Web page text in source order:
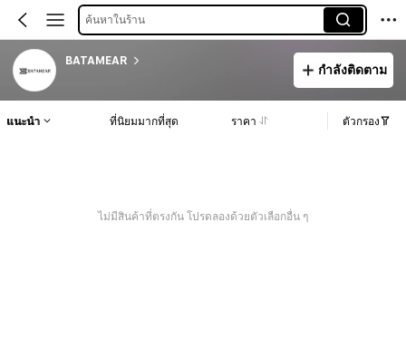
ค้นหาในร้าน
BATAMEAR
กำลังติดตาม
แนะนำ ที่นิยมมากที่สุด ราคา ตัวกรอง
ไม่มีสินค้าที่ตรงกัน โปรดลองด้วยตัวเลือกอื่น ๆ